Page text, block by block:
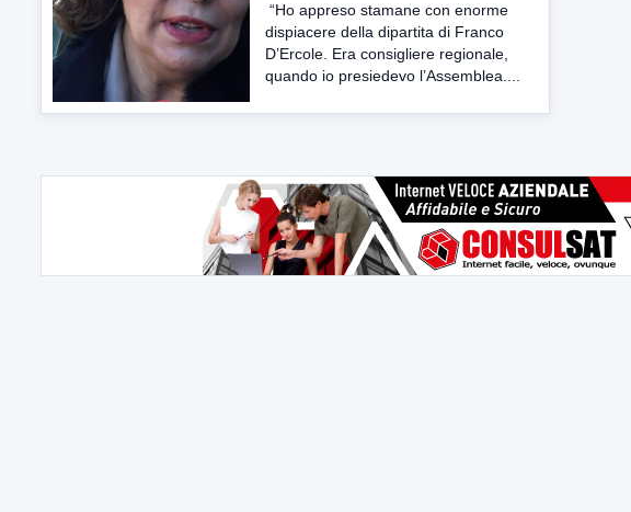
“Ho appreso stamane con enorme
dispiacere della dipartita di Franco
D’Ercole. Era consigliere regionale,
quando io presiedevo l’Assemblea....